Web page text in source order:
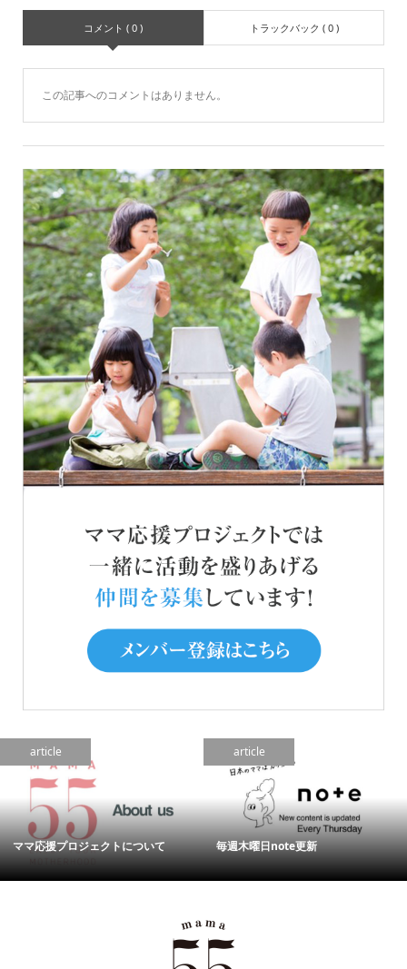
コメント ( 0 ) トラックバック ( 0 )
この記事へのコメントはありません。
article
ママ応援プロジェクトについて
article
毎週木曜日note更新